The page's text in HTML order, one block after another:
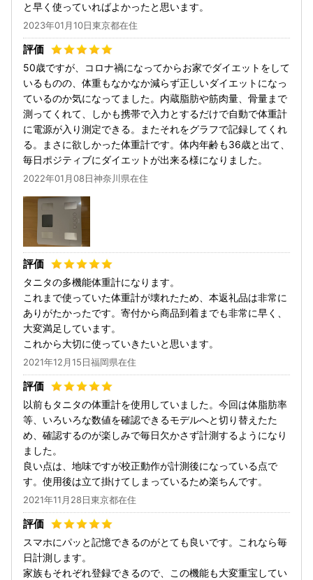
と早く使っていればよかったと思います。
2023年01月10日東京都在住
50歳ですが、コロナ禍になってからお家でダイエットをして
いるものの、体重もなかなか減らず正しいダイエットになっ
ているのか気になってました。内蔵脂肪や筋肉量、骨量まで
測ってくれて、しかも携帯で入力とするだけで自動で体重計
に電源が入り測定できる。またそれをグラフで記録してくれ
る。まさに欲しかった体重計です。体内年齢も36歳と出て、
毎日ポジティブにダイエットが出来る様になりました。
2022年01月08日神奈川県在住
タニタの多機能体重計になります。
これまで使っていた体重計が壊れたため、本返礼品は非常に
ありがたかったです。寄付から商品到着までも非常に早く、
大変満足しています。
これから大切に使っていきたいと思います。
2021年12月15日福岡県在住
以前もタニタの体重計を使用していました。今回は体脂肪率
等、いろいろな数値を確認できるモデルへと切り替えたた
め、確認するのが楽しみで毎日欠かさず計測するようになり
ました。
良い点は、地味ですが校正動作が計測後になっている点で
す。使用後は立て掛けてしまっているため楽ちんです。
2021年11月28日東京都在住
スマホにパッと記憶できるのがとても良いです。これなら毎
日計測します。
家族もそれぞれ登録できるので、この機能も大変重宝してい